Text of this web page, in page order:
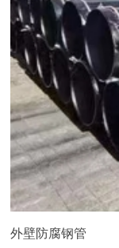
外壁防腐钢管